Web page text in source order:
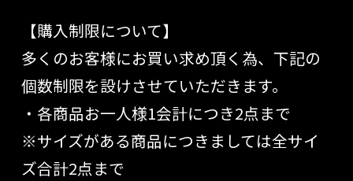
【購入制限について】
多くのお客様にお買い求め頂く為、下記の
個数制限を設けさせていただきます。
・各商品お一人様1会計につき2点まで
※サイズがある商品につきましては全サイ
ズ合計2点まで